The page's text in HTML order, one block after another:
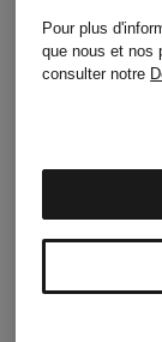
Pour plus
que nous et nos
consulter notre